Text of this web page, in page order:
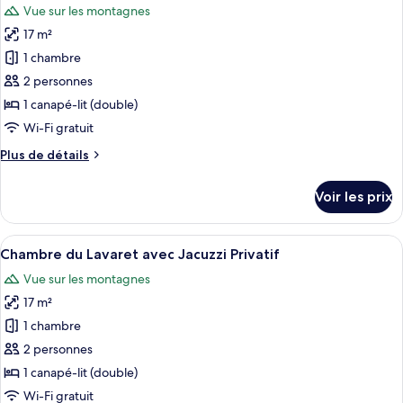
Chambre
des
Barattes
avec
Jacuzzi
Privatif
les
photos
pour
ce
type
de
chambre :
Chambre
avec
Jacuzzi
Privatif
Vue sur les montagnes
17 m²
1 chambre
2 personnes
1 canapé-lit (double)
Wi-Fi gratuit
Plus de détails
Plus
le
type
de
Chambre
La
Batie
avec
Jacuzzi
Privatif
Voir les prix
Afficher
toutes
les
photos
pour
ce
type
de
L’intérieur d’un chalet rustique en
5
Chambre du Lavaret avec Jacuzzi Privatif
Vue sur les montagnes
17 m²
1 chambre
2 personnes
1 canapé-lit (double)
Wi-Fi gratuit